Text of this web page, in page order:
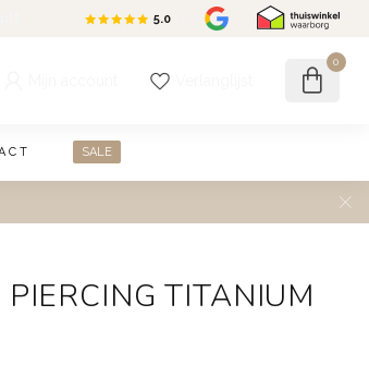
5.0
0
SALE
TITANIUM